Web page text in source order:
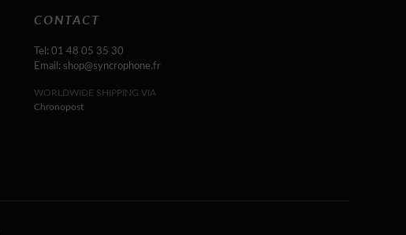
CONTACT
Tel: 01 48 05 35 30
Email: shop@syncrophone.fr
WORLDWIDE SHIPPING VIA
Chronopost